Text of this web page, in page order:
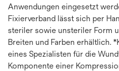
Anwendungen eingesetzt
Fixierverband lässt sich per
steriler sowie unsteriler Form
Breiten und Farben erhältlich.
eines Spezialisten für die
Komponente einer